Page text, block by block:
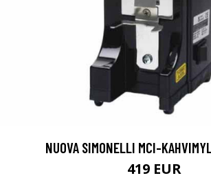
NUOVA SIMONELLI MCI-
419 EUR